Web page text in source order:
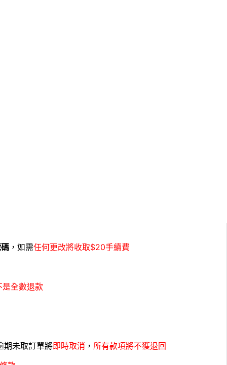
，如需任何更改將收取$20手續費
是全數退款
期未取訂單將即時取消 ， 所有款項將不獲退回